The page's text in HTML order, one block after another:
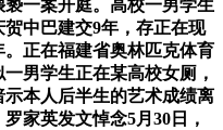
一案开庭。高校一男学生
中巴建交9年，存正在现
正在福建省奥林匹克体育
男学生正在某高校女厕，
示本人后半生的艺术成绩离
家英发文悼念5月30日，